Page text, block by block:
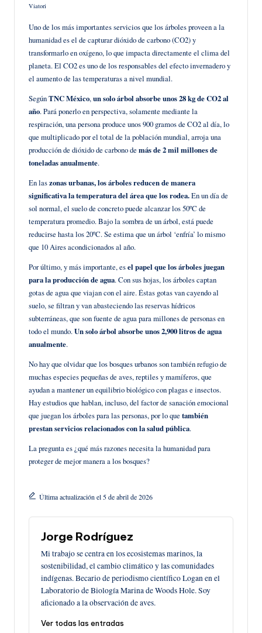
Viatori
Uno de los más importantes servicios que los árboles proveen a la
humanidad es el de capturar dióxido de carbono (CO2) y
transformarlo en oxígeno, lo que impacta directamente el clima del
planeta. El CO2 es uno de los responsables del efecto invernadero y
el aumento de las temperaturas a nivel mundial.
SegúnTNC México,un solo árbol absorbe unos 28 kg de CO2 al
año. Pará ponerlo en perspectiva, solamente mediante la
respiración, una persona produce unos 900 gramos de CO2 al día, lo
que multiplicado por el total de la población mundial, arroja una
producción de dióxido de carbono de más de 2 mil millones de
toneladas anualmente.
En laszonas urbanas, los árboles reducen de manera
significativa la temperatura del área que los rodea.En un día de
sol normal, el suelo de concreto puede alcanzar los 50ºC de
temperatura promedio. Bajo la sombra de un árbol, está puede
reducirse hasta los 20ºC. Se estima que un árbol ‘enfría’ lo mismo
que 10 Aires acondicionados al año.
Por último, y más importante, esel papel que los árboles juegan
para la producción de agua. Con sus hojas, los árboles captan
gotas de agua que viajan con el aire. Éstas gotas van cayendo al
suelo, se filtran y van abasteciendo las reservas hídricos
subterráneas, que son fuente de agua para millones de personas en
todo el mundo.Un solo árbol absorbe unos 2,900 litros de agua
anualmente.
No hay que olvidar que los bosques urbanos son también refugio de
muchas especies pequeñas de aves, reptiles y mamíferos, que
ayudan a mantener un equilibrio biológico con plagas e insectos.
Hay estudios que hablan, incluso, del factor de sanación emocional
que juegan los árboles para las personas, por lo que también
prestan servicios relacionados con la salud pública.
La pregunta es ¿qué más razones necesita la humanidad para
proteger de mejor manera a los bosques?
Última actualización el 5 de abril de 2026
Jorge Rodríguez
Mi trabajo se centra en los ecosistemas marinos, la
sostenibilidad, el cambio climático y las comunidades
indígenas. Becario de periodismo científico Logan en el
Laboratorio de Biología Marina de Woods Hole. Soy
aficionado a la observación de aves.
Ver todas las entradas